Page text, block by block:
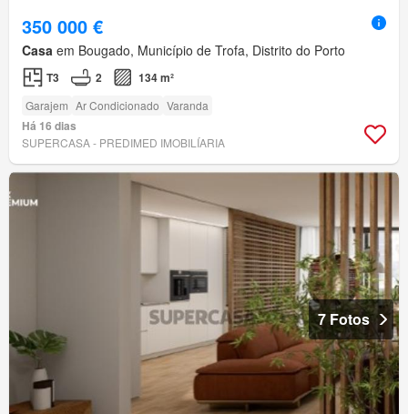
350 000 €
Casa em Bougado, Município de Trofa, Distrito do Porto
T3 2 134 m²
Garajem Ar Condicionado Varanda
Há 16 dias
SUPERCASA - PREDIMED IMOBILÍARIA
7 Fotos